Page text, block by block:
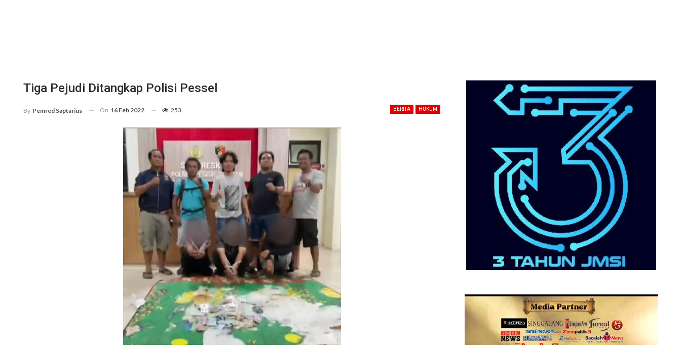
Tiga Pejudi Ditangkap Polisi Pessel
BERITA HUKUM
By Pemred Saptarius On 16 Feb 2022 253